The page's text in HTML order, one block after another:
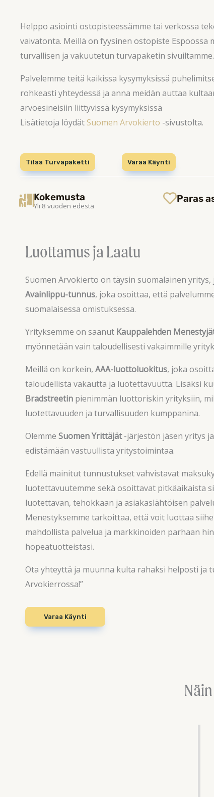
Helppo asiointi ostopisteessämme tai verkossa
vaivatonta. Meillä on fyysinen ostopiste Espoossa
turvallisen ja vakuutetun turvapaketin sivuiltamme.
Palvelemme teitä kaikissa kysymyksissä
rohkeasti yhteydessä ja anna meidän auttaa
arvoesineisiin liittyvissä kysymyksissä
Lisätietoja löydät Suomen Arvokierto -sivustolta.
Tilaa Turvapaketti Varaa Käynti
Kokemusta
Yli 8 vuoden edestä
Paras
Luottamus ja Laatu
Suomen Arvokierto on täysin suomalainen
Avainlippu-tunnus, joka osoittaa, että
suomalaisessa omistuksessa.
Yrityksemme on saanut Kauppalehden
myönnetään vain taloudellisesti vakaimmille
Meillä on korkein, AAA-luottoluokitus, joka
taloudellista vakautta ja luotettavuutta. Lisäksi
Bradstreetin pienimmän luottoriskin yrityksiin,
luotettavuuden ja turvallisuuden kumppanina.
Olemme Suomen Yrittäjät-järjestön jäsen yritys
edistämään vastuullista yritystoimintaa.
Edellä mainitut tunnustukset vahvistavat
luotettavuutemme sekä osoittavat pitkäaikaista
luotettavan, tehokkaan ja asiakaslähtöisen
Menestyksemme tarkoittaa, että voit luottaa
mahdollista palvelua ja markkinoiden parhaan
hopeatuotteistasi.
Ota yhteyttä ja muunna kulta rahaksi helposti ja
Arvokierrossa!”
Varaa Käynti